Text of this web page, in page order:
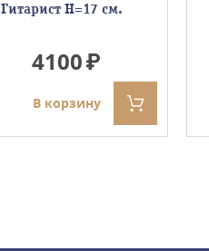
Гитарист Н=17 см.
4100
В корзину